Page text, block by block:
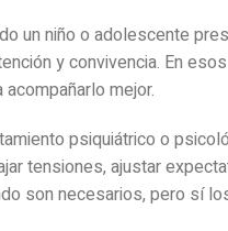
un niño o adolescente
y convivencia. En
mejor.
psiquiátrico o
tensiones, ajustar
son necesarios, pero sí